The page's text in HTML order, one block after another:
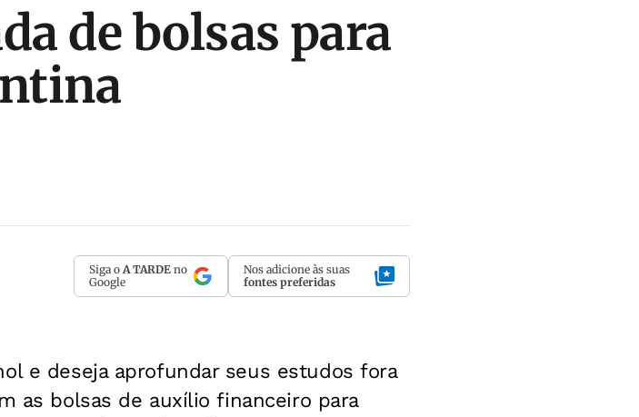
de bolsas para
Siga o A TARDE no
Google
Nos adicione às suas
fontes preferidas
e deseja aprofundar seus estudos fora
as bolsas de auxílio financeiro para